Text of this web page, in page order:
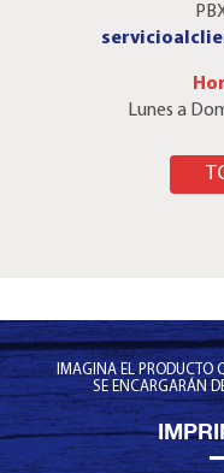
Lunes a
IMAGINA EL PRODUCTO
SE ENCARGARÁN